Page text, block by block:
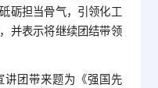
砺担当骨气，引领化工
并表示将继续团结带领
讲团带来题为《强国先